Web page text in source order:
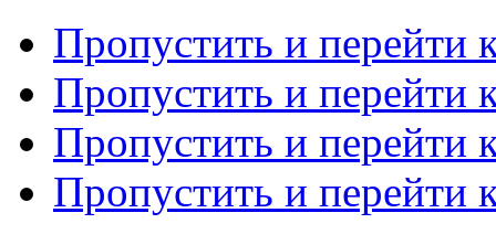
Пропустить и перейти
Пропустить и перейти
Пропустить и перейти
Пропустить и перейти